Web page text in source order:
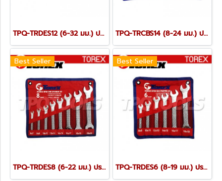
TPQ-TRDES12 (6-32 มม.) ประแจปากตายชุด 12 ตัว TOREX TPQ-TRCBS14 (8-24 มม.) ประแจแหวนข้างปากตายชุด 14 ตัว TOREX
Best Seller
TPQ-TRDES8 (6-22 มม.) ประแจปากตายชุด 8 ตัว TOREX
Best Seller
TPQ-TRDES6 (8-19 มม.) ประแจปากตายชุด 6 ตัว TOREX